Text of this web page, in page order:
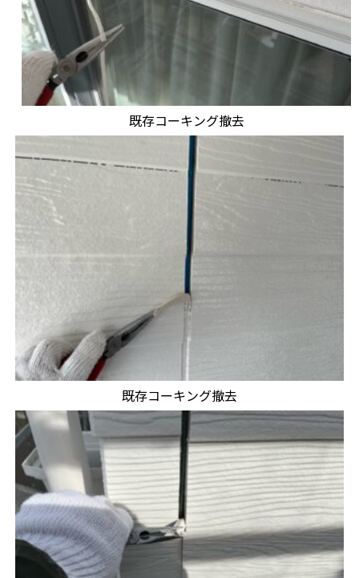
既存コーキング撤去
既存コーキング撤去